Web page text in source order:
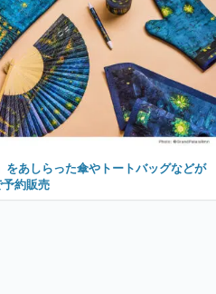
あしらった傘やトートバッグなどが
約販売